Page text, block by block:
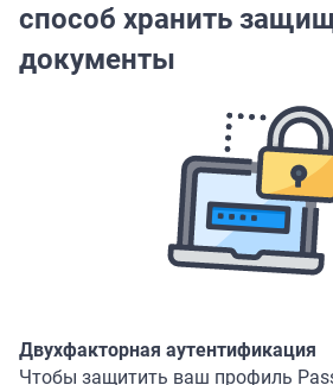
способ хранить
документы
Двухфакторная аутентификация
Чтобы защитить ваш профиль